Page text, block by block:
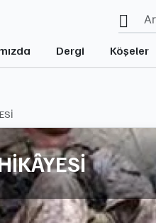
Dergi Köşeler